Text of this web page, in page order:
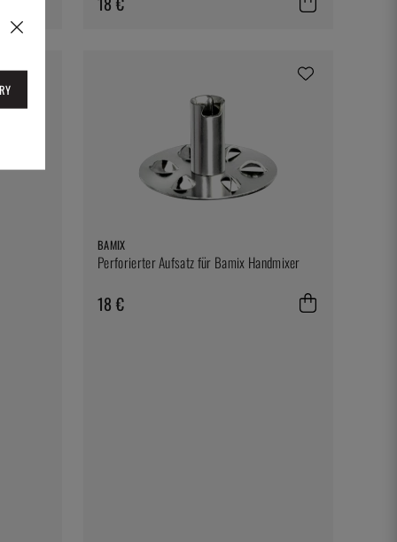
BAMIX
Perforierter Aufsatz für Bamix Handmixer
18 €